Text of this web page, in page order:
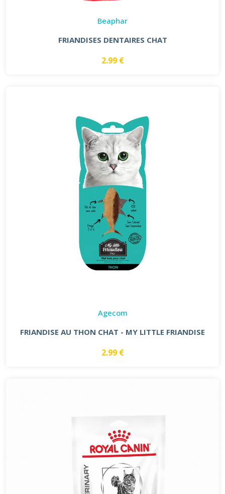
Beaphar
FRIANDISES DENTAIRES CHAT
2.99 €
Agecom
FRIANDISE AU THON CHAT - MY LITTLE FRIANDISE
2.99 €